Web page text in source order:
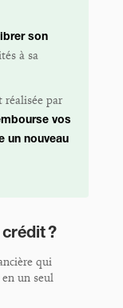
son
à sa
réalisée par
vos
un nouveau
?
qui
un seul